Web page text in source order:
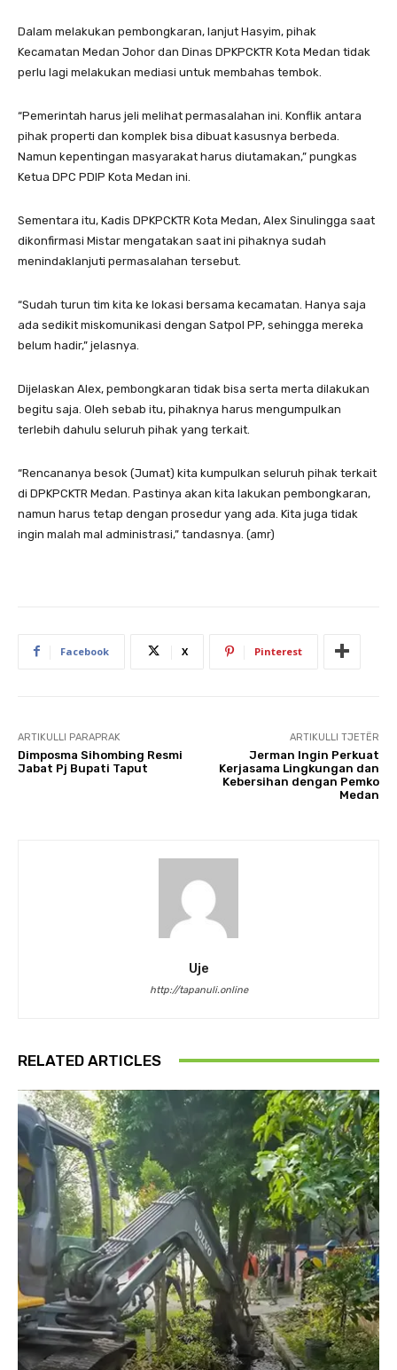
Dalam melakukan pembongkaran, lanjut Hasyim, pihak
Kecamatan Medan Johor dan Dinas DPKPCKTR Kota Medan tidak
perlu lagi melakukan mediasi untuk membahas tembok.
“Pemerintah harus jeli melihat permasalahan ini. Konflik antara
pihak properti dan komplek bisa dibuat kasusnya berbeda.
Namun kepentingan masyarakat harus diutamakan,” pungkas
Ketua DPC PDIP Kota Medan ini.
Sementara itu, Kadis DPKPCKTR Kota Medan, Alex Sinulingga saat
dikonfirmasi Mistar mengatakan saat ini pihaknya sudah
menindaklanjuti permasalahan tersebut.
“Sudah turun tim kita ke lokasi bersama kecamatan. Hanya saja
ada sedikit miskomunikasi dengan Satpol PP, sehingga mereka
belum hadir,” jelasnya.
Dijelaskan Alex, pembongkaran tidak bisa serta merta dilakukan
begitu saja. Oleh sebab itu, pihaknya harus mengumpulkan
terlebih dahulu seluruh pihak yang terkait.
“Rencananya besok (Jumat) kita kumpulkan seluruh pihak terkait
di DPKPCKTR Medan. Pastinya akan kita lakukan pembongkaran,
namun harus tetap dengan prosedur yang ada. Kita juga tidak
ingin malah mal administrasi,” tandasnya. (amr)
Facebook X Pinterest
ARTIKULLI PARAPRAK
Dimposma Sihombing Resmi
Jabat Pj Bupati Taput
ARTIKULLI TJETËR
Jerman Ingin Perkuat
Kerjasama Lingkungan dan
Kebersihan dengan Pemko
Medan
Uje
http://tapanuli.online
RELATED ARTICLES